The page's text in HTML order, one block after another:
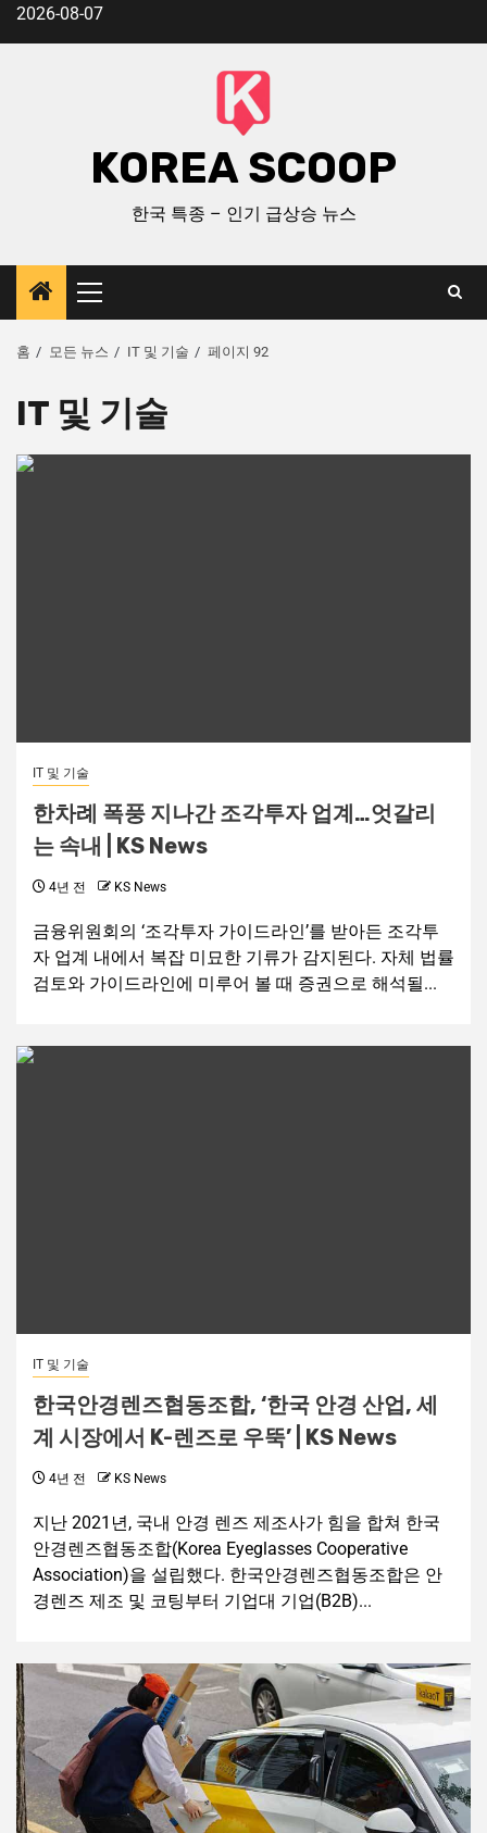
2026-08-07
KOREA SCOOP
한국 특종 – 인기 급상승 뉴스
홈 모든 뉴스 IT 및 기술 페이지 92
IT 및 기술
IT 및 기술
한차례 폭풍 지나간 조각투자 업계…엇갈리
는 속내 | KS News
4년 전 KS News
금융위원회의 ‘조각투자 가이드라인’를 받아든 조각투
자 업계 내에서 복잡 미묘한 기류가 감지된다. 자체 법률
검토와 가이드라인에 미루어 볼 때 증권으로 해석될...
IT 및 기술
한국안경렌즈협동조합, ‘한국 안경 산업, 세
계 시장에서 K-렌즈로 우뚝’ | KS News
4년 전 KS News
지난 2021년, 국내 안경 렌즈 제조사가 힘을 합쳐 한국
안경렌즈협동조합(Korea Eyeglasses Cooperative
Association)을 설립했다. 한국안경렌즈협동조합은 안
경렌즈 제조 및 코팅부터 기업대 기업(B2B)...